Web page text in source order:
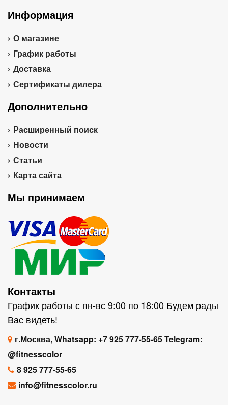
Информация
О магазине
График работы
Доставка
Сертификаты дилера
Дополнительно
Расширенный поиск
Новости
Статьи
Карта сайта
Мы принимаем
Контакты
График работы с пн-вс 9:00 по 18:00 Будем рады
Вас видеть!
г.Москва, Whatsapp: +7 925 777-55-65 Telegram:
@fitnesscolor
8 925 777-55-65
info@fitnesscolor.ru